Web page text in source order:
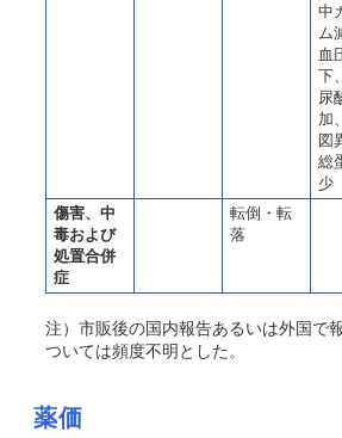
中
ム
血
下
尿
加
図
総
少
傷害、中
毒および
処置合併
症
転倒・転
落
注）市販後の国内報告あるいは外国で
ついては頻度不明とした。
薬価